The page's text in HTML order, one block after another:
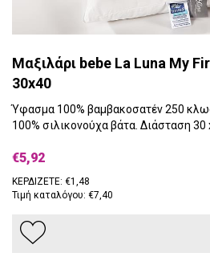
Μαξιλάρι bebe La Luna My
30x40
Ύφασμα 100% βαμβακοσατέν 250
100% σιλικονούχα βάτα. Διάσταση 30
€5,92
ΚΕΡΔΙΖΕΤΕ: €1,48
Τιμή καταλόγου: €7,40